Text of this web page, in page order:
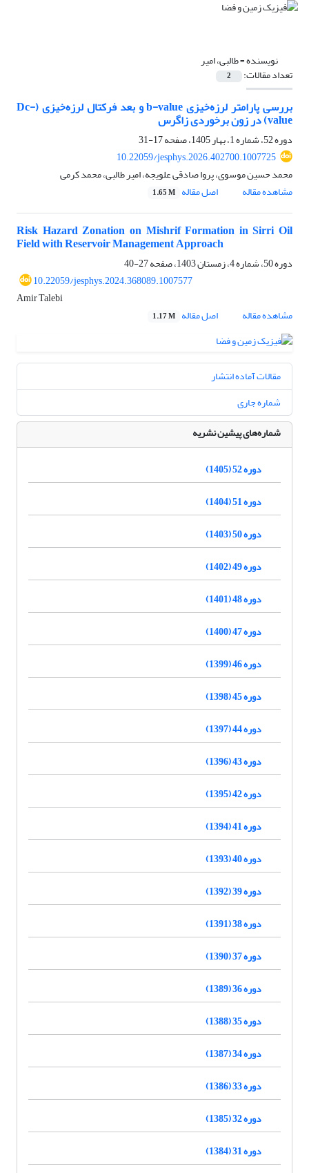
نویسنده =طالبی، امیر
تعداد مقالات: 2
بررسی پارامتر لرزه‌خیزی b-value و بعد فرکتال لرزه‌خیزی (Dc-
value) در زون برخوردی زاگرس
دوره 52، شماره 1، بهار 1405، صفحه
17-31
10.22059/jesphys.2026.402700.1007725
محمد حسین موسوی، پروا صادقی علویجه، امیر طالبی، محمد کرمی
مشاهده مقاله
اصل مقاله 1.65 M
Risk Hazard Zonation on Mishrif Formation in Sirri Oil
Field with Reservoir Management Approach
دوره 50، شماره 4، زمستان 1403، صفحه
27-40
10.22059/jesphys.2024.368089.1007577
Amir Talebi
مشاهده مقاله
اصل مقاله 1.17 M
مقالات آماده انتشار
شماره جاری
شماره‌های پیشین نشریه
دوره 52 (1405)
دوره 51 (1404)
دوره 50 (1403)
دوره 49 (1402)
دوره 48 (1401)
دوره 47 (1400)
دوره 46 (1399)
دوره 45 (1398)
دوره 44 (1397)
دوره 43 (1396)
دوره 42 (1395)
دوره 41 (1394)
دوره 40 (1393)
دوره 39 (1392)
دوره 38 (1391)
دوره 37 (1390)
دوره 36 (1389)
دوره 35 (1388)
دوره 34 (1387)
دوره 33 (1386)
دوره 32 (1385)
دوره 31 (1384)